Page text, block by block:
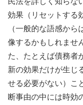
効果（リセットする
（一般的な語感か
像するかもしれませ
た、たとえば債務者
新の効果だけが生じ
せる必要がない）こ
断事由の中には時効